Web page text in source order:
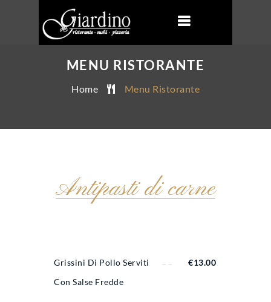
MENU RISTORANTE
Home Menu Ristorante
Antipasti di carne
Grissini Di Pollo Serviti
Con Salse Fredde
€13.00